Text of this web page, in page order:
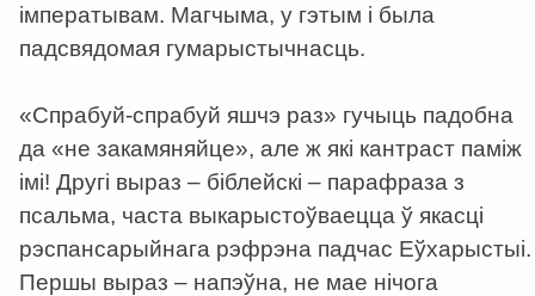
імператывам. Магчыма, у гэтым і была
падсвядомая гумарыстычнасць.
«Спрабуй-спрабуй яшчэ раз» гучыць падобна
да «не закамяняйце», але ж які кантраст паміж
імі! Другі выраз – біблейскі – парафраза з
псальма, часта выкарыстоўваецца ў якасці
рэспансарыйнага рэфрэна падчас Еўхарыстыі.
Першы выраз – напэўна, не мае нічога